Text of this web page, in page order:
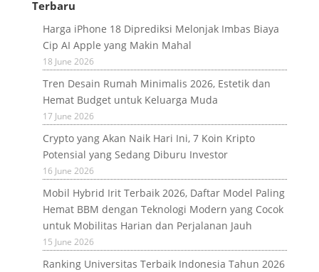
Terbaru
Harga iPhone 18 Diprediksi Melonjak Imbas Biaya
Cip AI Apple yang Makin Mahal
18 June 2026
Tren Desain Rumah Minimalis 2026, Estetik dan
Hemat Budget untuk Keluarga Muda
17 June 2026
Crypto yang Akan Naik Hari Ini, 7 Koin Kripto
Potensial yang Sedang Diburu Investor
16 June 2026
Mobil Hybrid Irit Terbaik 2026, Daftar Model Paling
Hemat BBM dengan Teknologi Modern yang Cocok
untuk Mobilitas Harian dan Perjalanan Jauh
15 June 2026
Ranking Universitas Terbaik Indonesia Tahun 2026